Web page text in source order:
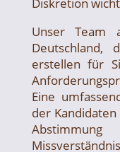
Unser Team
Deutschland,
erstellen für
Eine
der